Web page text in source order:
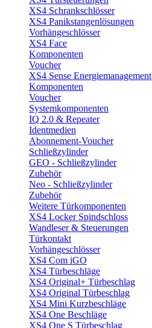
XS4 Schrankschlösser
XS4 Panikstangenlösungen
Vorhängeschlösser
XS4 Face
Komponenten
Voucher
XS4 Sense Energiemanagement
Komponenten
Voucher
Systemkomponenten
IQ 2.0 & Repeater
Identmedien
Abonnement-Voucher
Schließzylinder
GEO - Schließzylinder
Zubehör
Neo - Schließzylinder
Zubehör
Weitere Türkomponenten
XS4 Locker Spindschloss
Wandleser & Steuerungen
Türkontakt
Vorhängeschlösser
XS4 Com iGO
XS4 Türbeschläge
XS4 Original+ Türbeschlag
XS4 Original Türbeschlag
XS4 Mini Kurzbeschläge
XS4 One Beschläge
XS4 One S Türbeschlag